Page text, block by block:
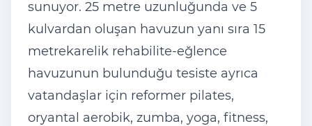
sunuyor. 25 metre uzunluğunda ve 5
kulvardan oluşan havuzun yanı sıra 15
metrekarelik rehabilite-eğlence
havuzunun bulunduğu tesiste ayrıca
vatandaşlar için reformer pilates,
oryantal aerobik, zumba, yoga, fitness,